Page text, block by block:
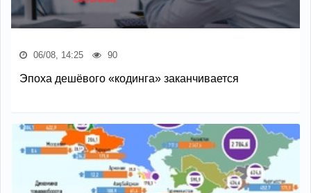
06/08, 14:25 90
Эпоха дешёвого «кодинга» заканчивается